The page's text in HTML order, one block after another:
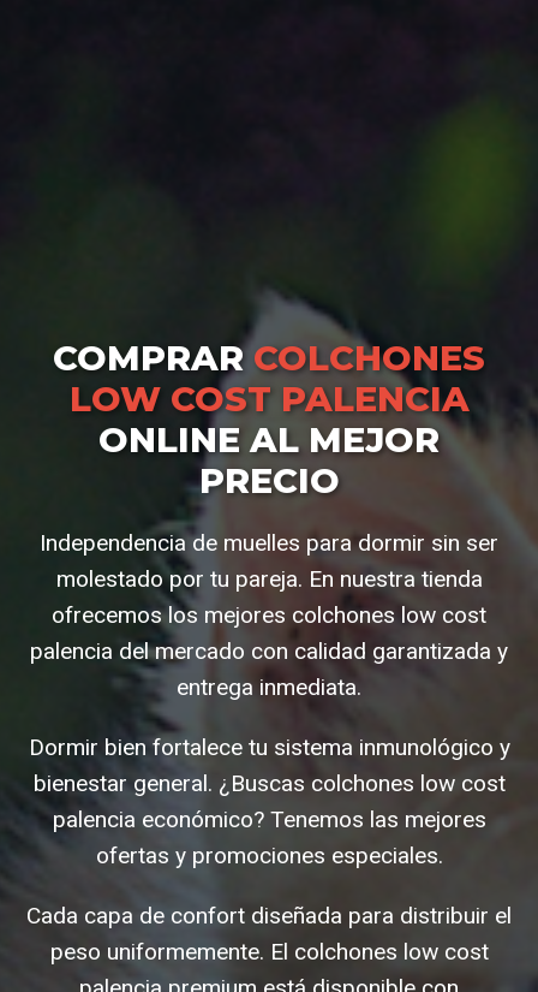
COMPRARCOLCHONES
LOW COST PALENCIA
ONLINE AL MEJOR
PRECIO
Independencia de muelles para dormir sin ser
molestado por tu pareja. En nuestra tienda
ofrecemos los mejores colchones low cost
palencia del mercado con calidad garantizada y
entrega inmediata.
Dormir bien fortalece tu sistema inmunológico y
bienestar general. ¿Buscas colchones low cost
palencia económico? Tenemos las mejores
ofertas y promociones especiales.
Cada capa de confort diseñada para distribuir el
peso uniformemente. El colchones low cost